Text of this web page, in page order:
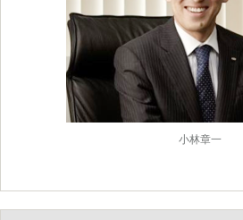
小林章一